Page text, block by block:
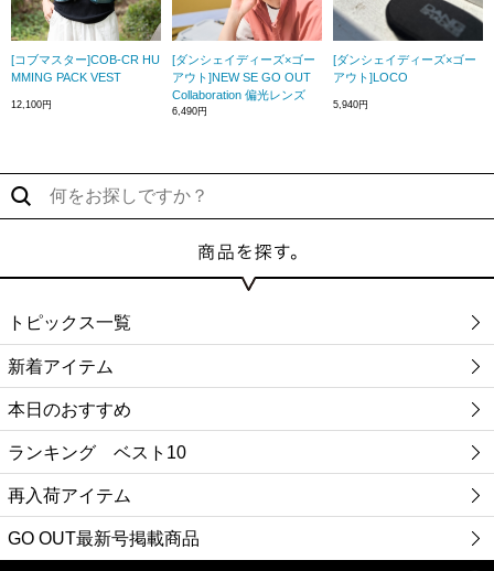
[コブマスター]COB-CR HU
MMING PACK VEST
12,100円
[ダンシェイディーズ×ゴー
アウト]NEW SE GO OUT
Collaboration 偏光レンズ
6,490円
[ダンシェイディーズ×ゴー
アウト]LOCO
5,940円
トピックス一覧
新着アイテム
本日のおすすめ
ランキング ベスト10
再入荷アイテム
GO OUT最新号掲載商品